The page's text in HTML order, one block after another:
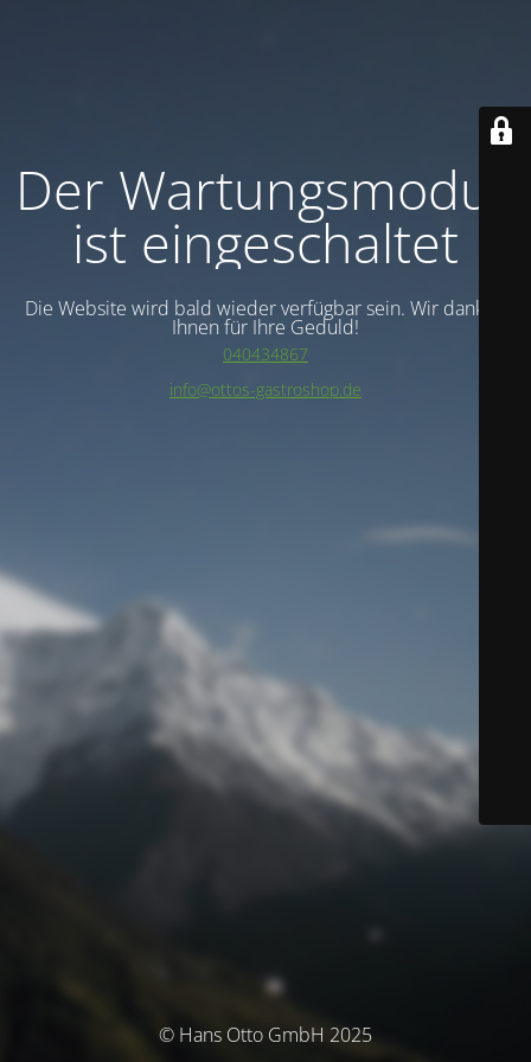
Der Wartungsmodus
ist eingeschaltet
Die Website wird bald wieder verfügbar sein. Wir danken
Ihnen für Ihre Geduld!
040434867
info@ottos-gastroshop.de
© Hans Otto GmbH 2025